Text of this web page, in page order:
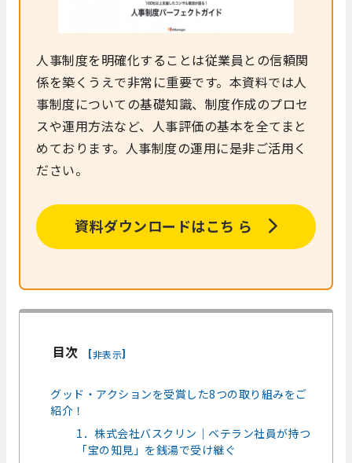
人事制度を明確化することは従業員との信頼関
係を築くうえで非常に重要です。本資料では人
事制度についての基礎知識、制度作成のプロセ
スや運用方法など、人事評価の基本を全てまと
めております。人事制度の運用に是非ご活用く
ださい。
資料ダウンロードはこち ら
目次 [非表示]
グッド・アクションを受賞した8つの取り組みをご
紹介！
1．株式会社バスクリン｜ベテラン社員が持つ
「宝の知見」を銭湯で受け継ぐ